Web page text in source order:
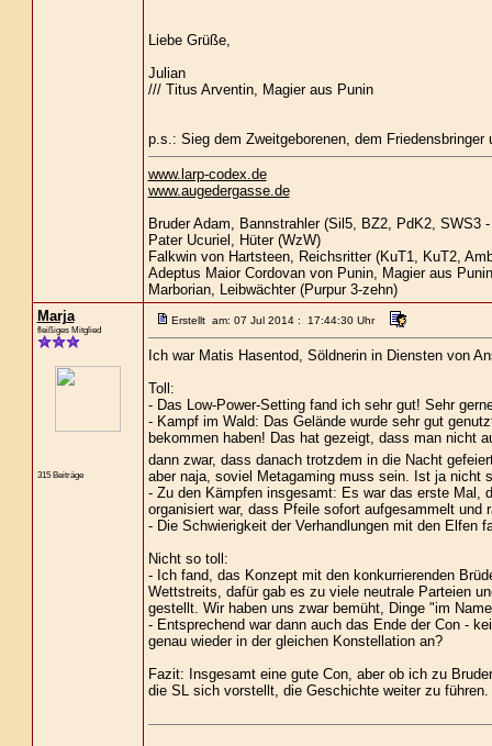
Liebe Grüße,
Julian
/// Titus Arventin, Magier aus Punin
p.s.: Sieg dem Zweitgeborenen, dem Friedensbringer
www.larp-codex.de
www.augedergasse.de
Bruder Adam, Bannstrahler (Sil5, BZ2, PdK2, SWS3
Pater Ucuriel, Hüter (WzW)
Falkwin von Hartsteen, Reichsritter (KuT1, KuT2,
Adeptus Maior Cordovan von Punin, Magier aus
Marborian, Leibwächter (Purpur 3-zehn)
Marja
fleißiges Mitglied
315 Beiträge
Erstellt am: 07 Jul 2014 : 17:44:30 Uhr
Ich war Matis Hasentod, Söldnerin in Diensten von
Toll:
- Das Low-Power-Setting fand ich sehr gut! Sehr
- Kampf im Wald: Das Gelände wurde sehr gut
bekommen haben! Das hat gezeigt, dass man nicht
dann zwar, dass danach trotzdem in die Nacht
aber naja, soviel Metagaming muss sein. Ist ja nicht
- Zu den Kämpfen insgesamt: Es war das erste Mal,
organisiert war, dass Pfeile sofort aufgesammelt und
- Die Schwierigkeit der Verhandlungen mit den Elfen
Nicht so toll:
- Ich fand, das Konzept mit den konkurrierenden
Wettstreits, dafür gab es zu viele neutrale Parteien
gestellt. Wir haben uns zwar bemüht, Dinge "im
- Entsprechend war dann auch das Ende der Con -
genau wieder in der gleichen Konstellation an?
Fazit: Insgesamt eine gute Con, aber ob ich zu
die SL sich vorstellt, die Geschichte weiter zu führen.